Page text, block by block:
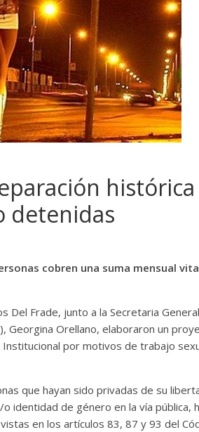
detenidas
cobren una suma mensual
Del Frade, junto a la Secretaria
Georgina Orellano, elaboraron un
por motivos de trabajo
que hayan sido privadas de su
identidad de género en la vía pública,
en los artículos 83, 87 y 93 del